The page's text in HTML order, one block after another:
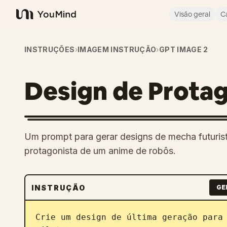
YouMind
Visão geral
INSTRUÇÕES›IMAGEM INSTRUÇÃO›GPT IMAGE 2
Design de
Um prompt para gerar designs de mecha
protagonista de um anime de robôs.
INSTRUÇÃO
Crie um design de última geração